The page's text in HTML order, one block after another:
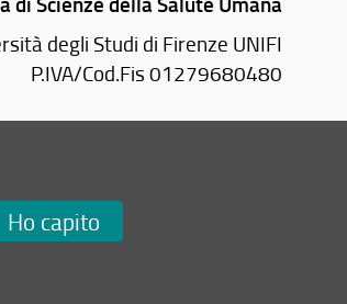
degli Studi di Firenze UNIFI
P.IVA/Cod.Fis 01279680480
saluteumana.unifi.it
Ho capito